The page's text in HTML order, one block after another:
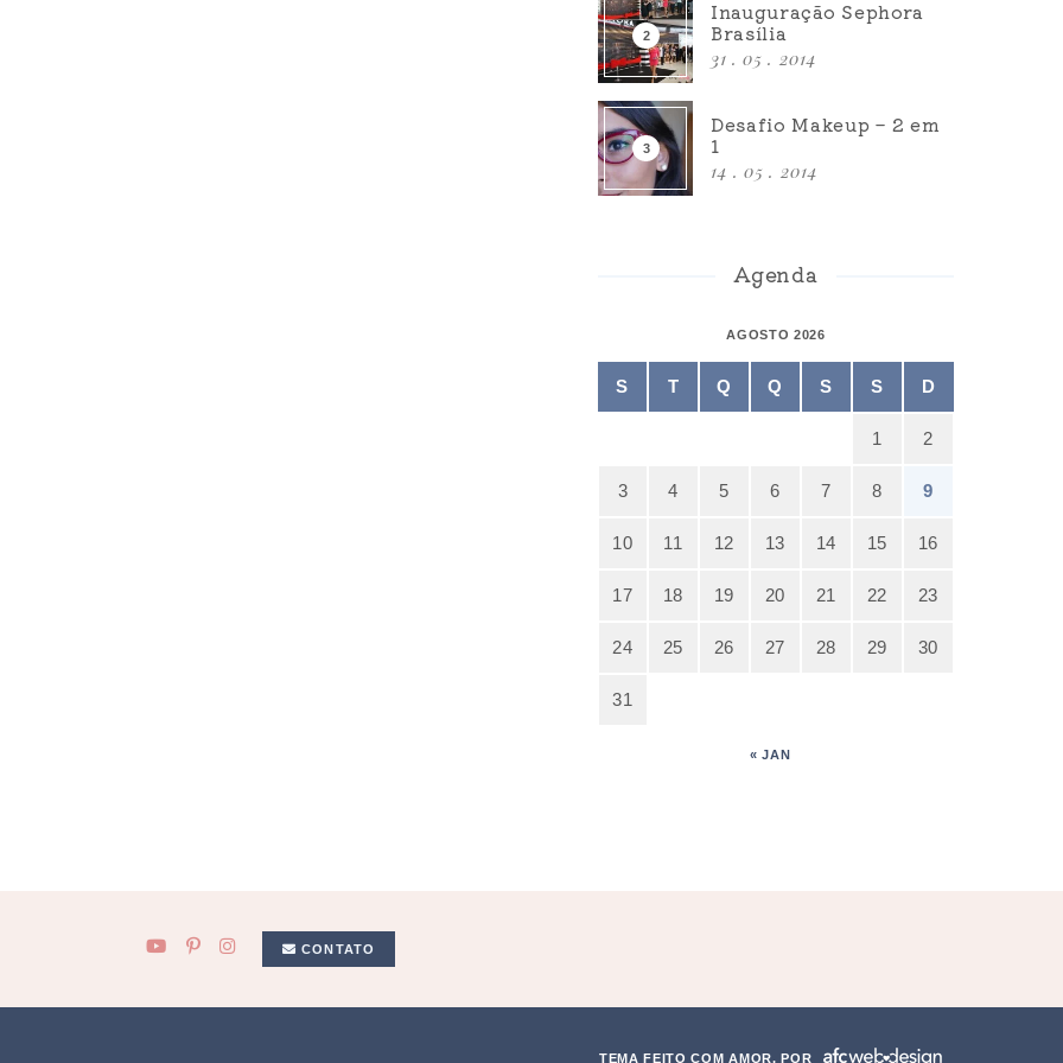
Inauguração Sephora
Brasília
31 . 05 . 2014
Desafio Makeup – 2 em
1
14 . 05 . 2014
Agenda
AGOSTO 2026
S T Q Q S S D
1 2
3 4 5 6 7 8 9
10 11 12 13 14 15 16
17 18 19 20 21 22 23
24 25 26 27 28 29 30
31
« JAN
CONTATO
TEMA FEITO COM AMOR, POR